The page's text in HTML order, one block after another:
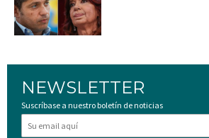
NEWSLETTER
Suscríbase a nuestro boletín de noticias